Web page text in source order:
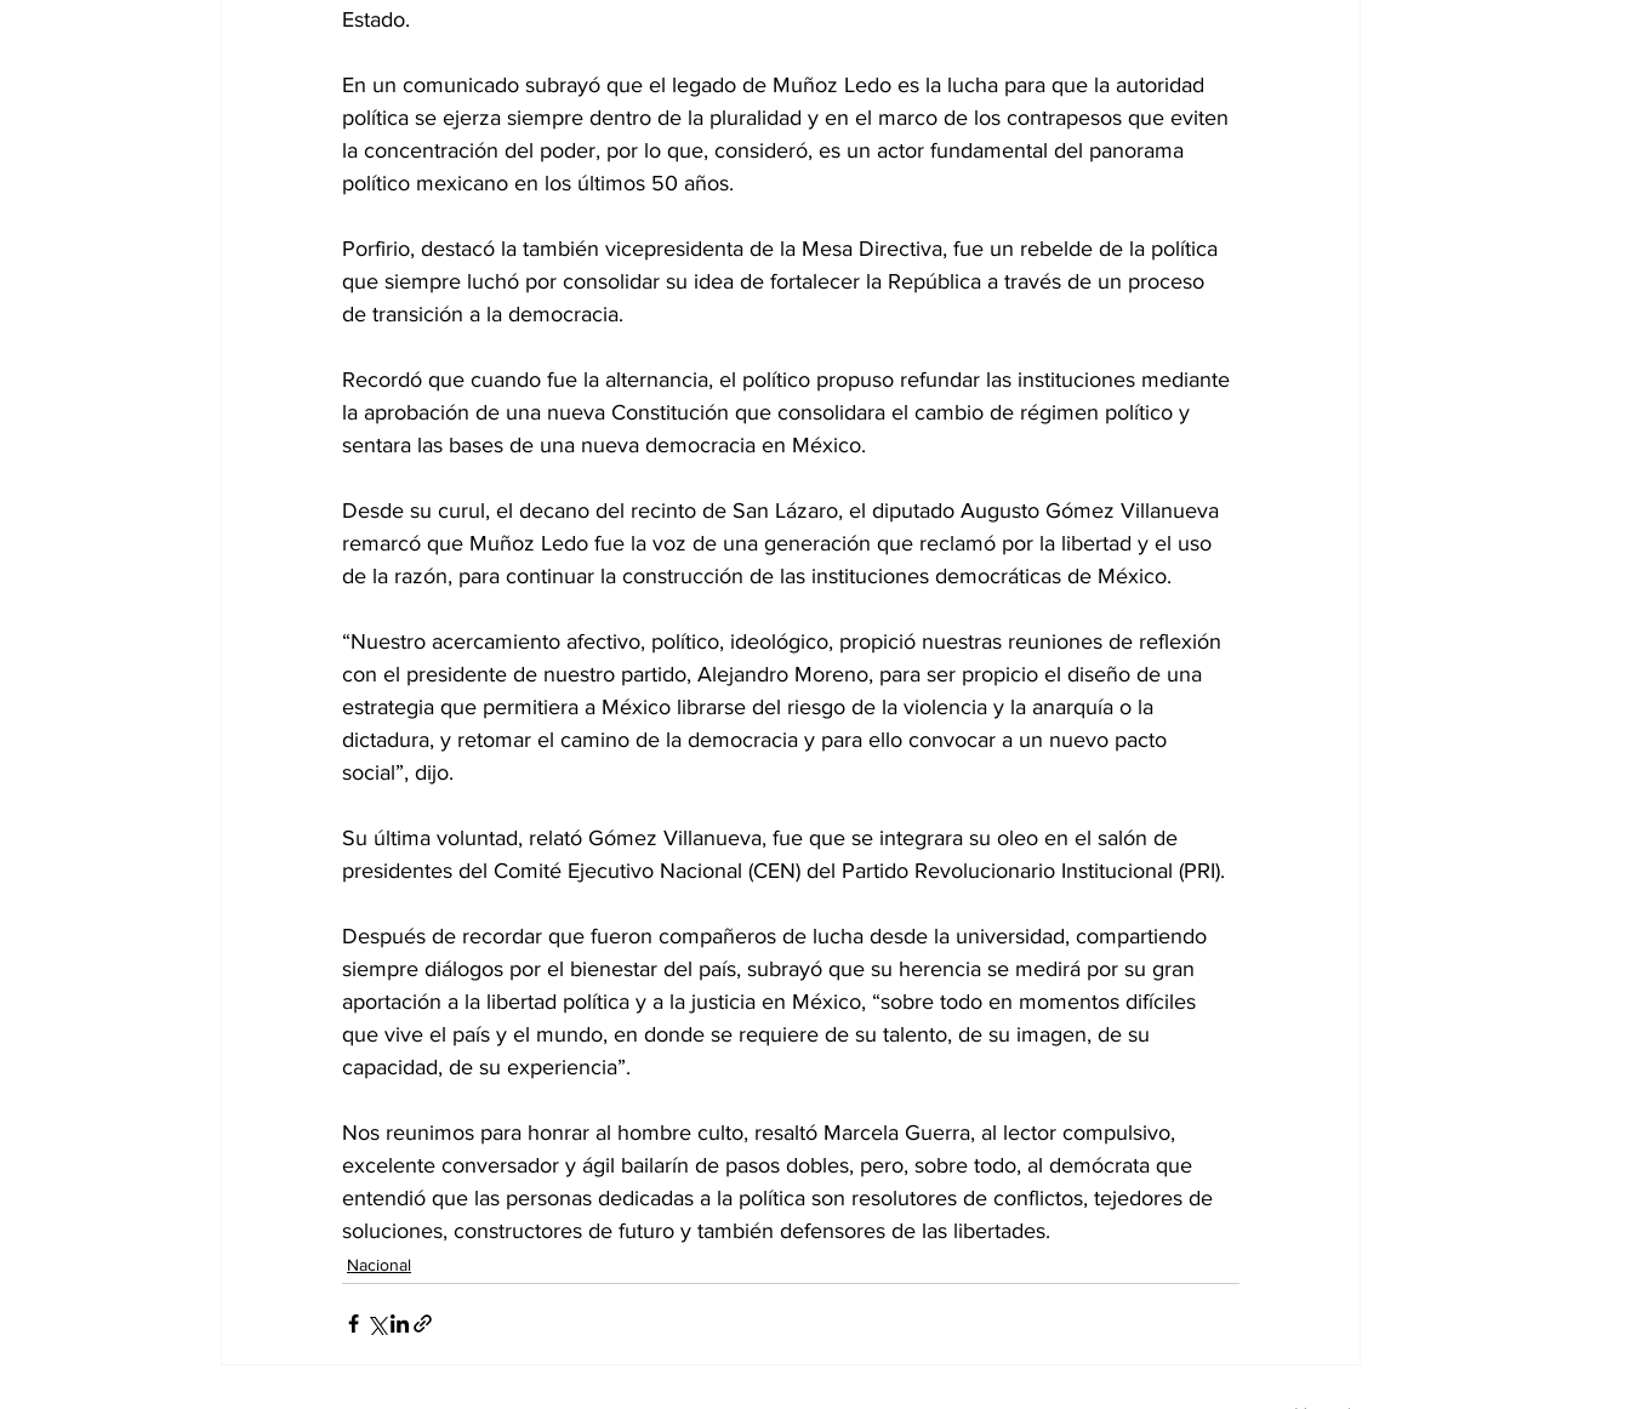
Estado.
En un comunicado subrayó que el legado de Muñoz Ledo es la lucha para que la autoridad
política se ejerza siempre dentro de la pluralidad y en el marco de los contrapesos que eviten
la concentración del poder, por lo que, consideró, es un actor fundamental del panorama
político mexicano en los últimos 50 años.
Porfirio, destacó la también vicepresidenta de la Mesa Directiva, fue un rebelde de la política
que siempre luchó por consolidar su idea de fortalecer la República a través de un proceso
de transición a la democracia.
Recordó que cuando fue la alternancia, el político propuso refundar las instituciones mediante
la aprobación de una nueva Constitución que consolidara el cambio de régimen político y
sentara las bases de una nueva democracia en México.
Desde su curul, el decano del recinto de San Lázaro, el diputado Augusto Gómez Villanueva
remarcó que Muñoz Ledo fue la voz de una generación que reclamó por la libertad y el uso
de la razón, para continuar la construcción de las instituciones democráticas de México.
“Nuestro acercamiento afectivo, político, ideológico, propició nuestras reuniones de reflexión
con el presidente de nuestro partido, Alejandro Moreno, para ser propicio el diseño de una
estrategia que permitiera a México librarse del riesgo de la violencia y la anarquía o la
dictadura, y retomar el camino de la democracia y para ello convocar a un nuevo pacto
social”, dijo.
Su última voluntad, relató Gómez Villanueva, fue que se integrara su oleo en el salón de
presidentes del Comité Ejecutivo Nacional (CEN) del Partido Revolucionario Institucional (PRI).
Después de recordar que fueron compañeros de lucha desde la universidad, compartiendo
siempre diálogos por el bienestar del país, subrayó que su herencia se medirá por su gran
aportación a la libertad política y a la justicia en México, “sobre todo en momentos difíciles
que vive el país y el mundo, en donde se requiere de su talento, de su imagen, de su
capacidad, de su experiencia”.
Nos reunimos para honrar al hombre culto, resaltó Marcela Guerra, al lector compulsivo,
excelente conversador y ágil bailarín de pasos dobles, pero, sobre todo, al demócrata que
entendió que las personas dedicadas a la política son resolutores de conflictos, tejedores de
soluciones, constructores de futuro y también defensores de las libertades.
Nacional